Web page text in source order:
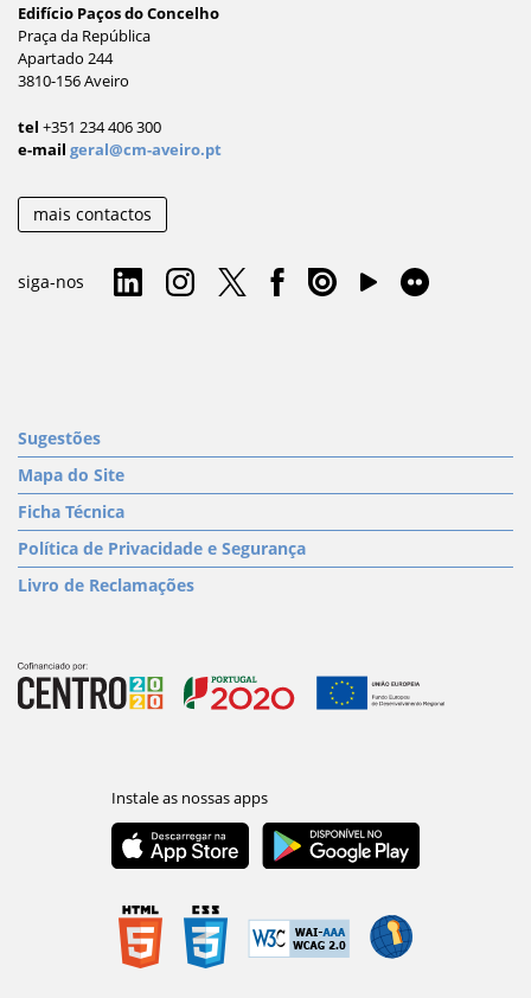
Edifício Paços do Concelho
Praça da República
Apartado 244
3810-156 Aveiro
tel +351 234 406 300
e-mail geral@cm-aveiro.pt
mais contactos
siga-nos
Sugestões
Mapa do Site
Ficha Técnica
Política de Privacidade e Segurança
Livro de Reclamações